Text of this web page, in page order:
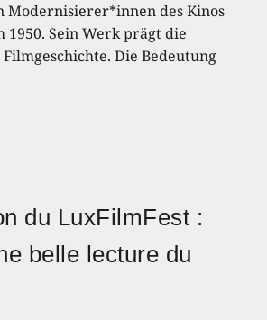
Modernisierer*innen des Kinos
1950. Sein Werk prägt die
Die Bedeutung
du LuxFilmFest :
belle lecture du